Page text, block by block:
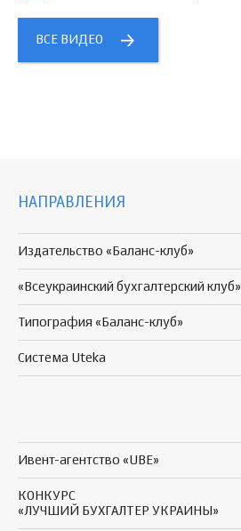
ВСЕ ВИДЕО
НАПРАВЛЕНИЯ
Издательство «Баланс-клуб»
«Всеукраинский бухгалтерский клуб»
Типография «Баланс-клуб»
Система Uteka
Ивент-агентство «UBE»
КОНКУРС
«ЛУЧШИЙ БУХГАЛТЕР УКРАИНЫ»